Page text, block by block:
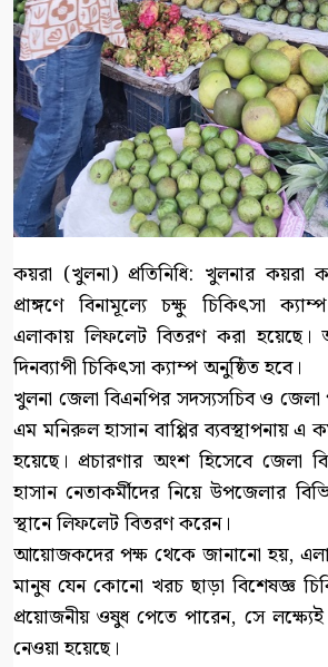
কয়রা (খুলনা) প্রতিনিধি: খুলনার কয়রা
প্রাঙ্গণে বিনামূল্যে চক্ষু চিকিৎসা
এলাকায় লিফলেট বিতরণ করা
দিনব্যাপী চিকিৎসা ক্যাম্প অনুষ্ঠিত হবে।
খুলনা জেলা বিএনপির সদস্যসচিব ও
এম মনিরুল হাসান বাপ্পির ব্যবস্থাপনায়
হয়েছে। প্রচারণার অংশ হিসেবে জেলা
হাসান নেতাকর্মীদের নিয়ে উপজেলার
স্থানে লিফলেট বিতরণ করেন।
আয়োজকদের পক্ষ থেকে জানানো হয়,
মানুষ যেন কোনো খরচ ছাড়া বিশেষজ্ঞ
প্রয়োজনীয় ওষুধ পেতে পারেন, সে
নেওয়া হয়েছে।